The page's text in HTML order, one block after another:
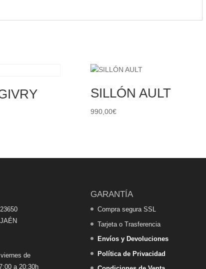
SILLÓN AULT
990,00€
de
a 20:30h
GARANTÍA
Compra segura SSL
Tarjeta o Trasferencia
Envíos y Devoluciones
Política de Privacidad